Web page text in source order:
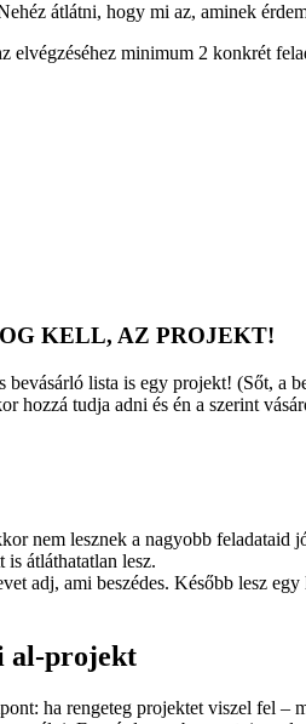
átlátni, hogy mi az, aminek
elvégzéséhez minimum 2 konkrét
KELL, AZ PROJEKT!​
lista is egy projekt! (Sőt, a
hozzá tudja adni és én a szerint
nem lesznek a nagyobb
átláthatatlan lesz.
adj, ami beszédes. Később lesz
al-projekt
ha rengeteg projektet viszel fel